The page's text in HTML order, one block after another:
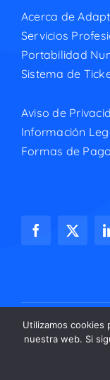
Acerca de
Servicios
Portabilidad
Sistema de
Aviso de
Información
Formas de
© Copyright
Utilizamos cookies
nuestra web. Si